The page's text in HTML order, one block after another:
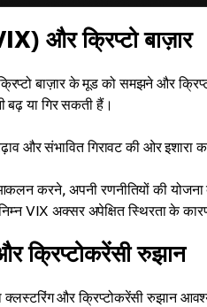
और क्रिप्टो बाज़ार
बाज़ार के मूड को समझने और
बढ़ या गिर सकती हैं।
और संभावित गिरावट की ओर
करने, अपनी रणनीतियों की
VIX अक्सर अपेक्षित स्थिरता के
क्रिप्टोकरेंसी रुझान
क्लस्टरिंग और क्रिप्टोकरेंसी रुझान